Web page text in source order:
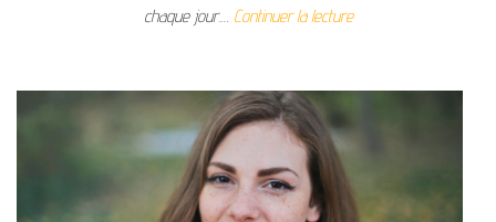
chaque jour.… Continuer la lecture